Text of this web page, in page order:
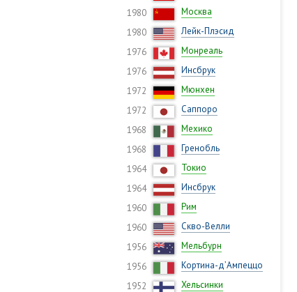
1980
Москва
1980
Лейк-Плэсид
1976
Монреаль
1976
Инсбрук
1972
Мюнхен
1972
Саппоро
1968
Мехико
1968
Гренобль
1964
Токио
1964
Инсбрук
1960
Рим
1960
Скво-Велли
1956
Мельбурн
1956
Кортина-д’Ампеццо
1952
Хельсинки